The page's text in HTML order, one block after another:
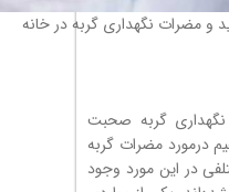
و مضرات نگهداری گربه در خانه
نگهداری گربه صحبت
درمورد مضرات گربه
در این مورد وجود